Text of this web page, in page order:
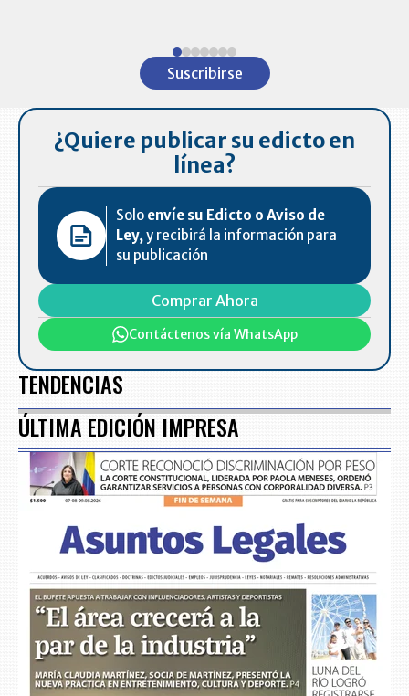
Suscribirse
¿Quiere publicar su edicto en
línea?
Solo envíe su Edicto o Aviso de
Ley,y recibirá la información para
su publicación
Comprar Ahora
Contáctenos vía WhatsApp
TENDENCIAS
ÚLTIMA EDICIÓN IMPRESA